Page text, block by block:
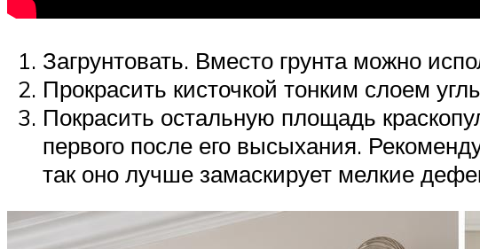
Загрунтовать. Вместо грунта можно
Прокрасить кисточкой тонким слоем
Покрасить остальную площадь
первого после его высыхания.
так оно лучше замаскирует мелкие